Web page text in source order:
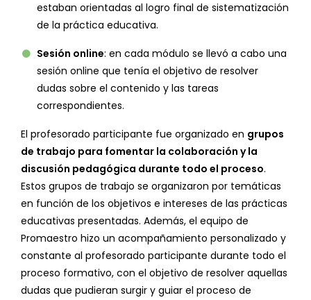
estaban orientadas al logro final de sistematización
de la práctica educativa.
Sesión online: en cada módulo se llevó a cabo una
sesión online que tenía el objetivo de resolver
dudas sobre el contenido y las tareas
correspondientes.
El profesorado participante fue organizado en grupos
de trabajo para fomentar la colaboración y la
discusión pedagógica durante todo el proceso.
Estos grupos de trabajo se organizaron por temáticas
en función de los objetivos e intereses de las prácticas
educativas presentadas. Además, el equipo de
Promaestro hizo un acompañamiento personalizado y
constante al profesorado participante durante todo el
proceso formativo, con el objetivo de resolver aquellas
dudas que pudieran surgir y guiar el proceso de